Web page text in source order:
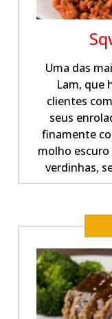
Uma das
Lam, que
clientes
seus
finamente
molho
verdinhas,